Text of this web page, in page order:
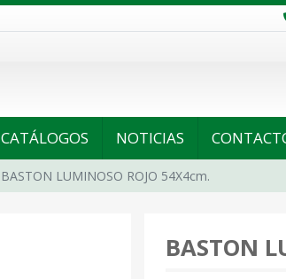
CATÁLOGOS NOTICIAS
BASTON LUMINOSO ROJO 54X4cm.
BASTON